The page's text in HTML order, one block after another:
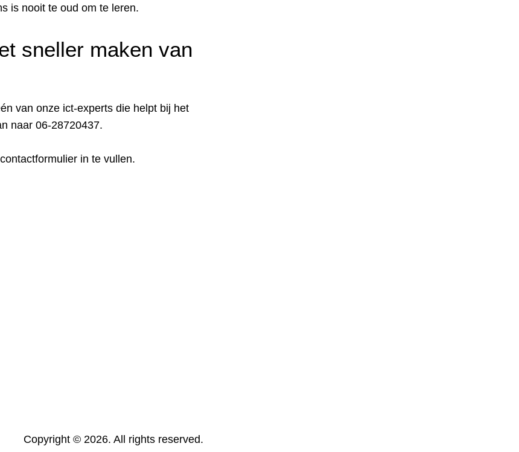
is nooit te oud om te leren.
sneller maken van
van onze ict-experts die helpt bij het
naar 06-28720437.
contactformulier in te vullen.
Copyright © 2026. All rights reserved.